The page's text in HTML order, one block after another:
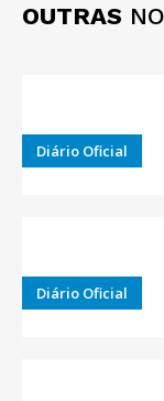
OUTRAS
Diário Oficial
Diário Oficial